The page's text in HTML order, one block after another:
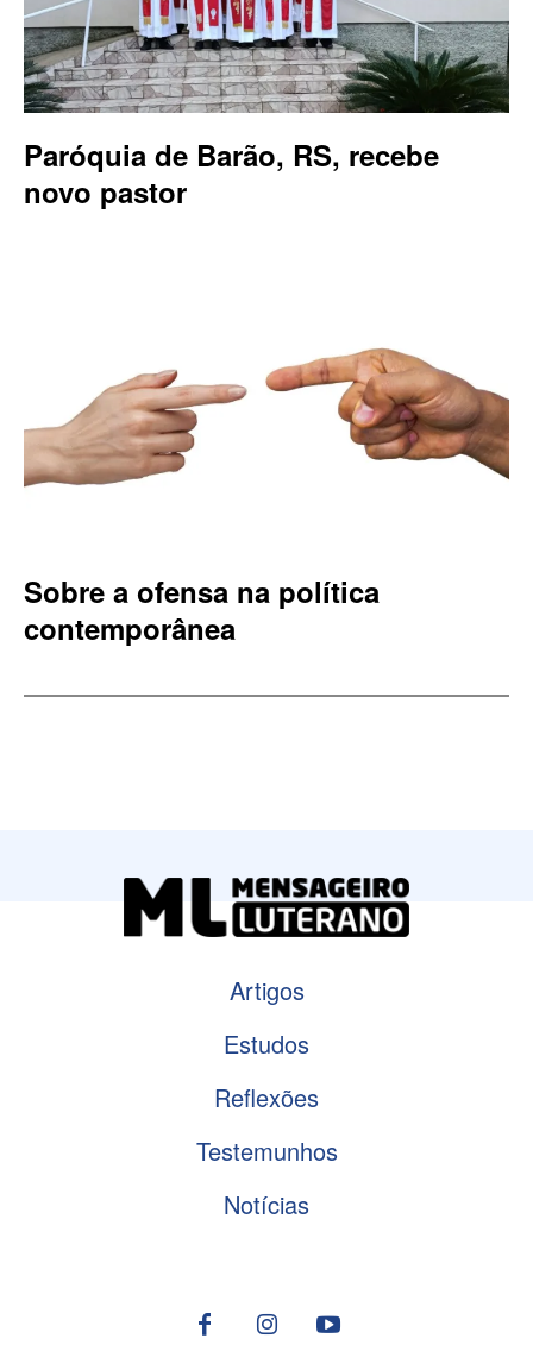
Paróquia de Barão, RS, recebe
novo pastor
Sobre a ofensa na política
contemporânea
Artigos
Estudos
Reflexões
Testemunhos
Notícias